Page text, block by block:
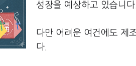
성장을 예상하고 있습니다.
다만 어려운 여건에도 제
다.